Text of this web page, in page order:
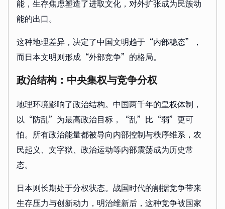
能，生存焦虑塑造了进取文化，对外扩张成为民族动
能的出口。
这种地理差异，决定了中国文明趋于“内部稳态”，
而日本文明则形成“外部竞争”的格局。
政治结构：中央集权与竞争分权
地理环境影响了政治结构。中国两千年的皇权体制，
以“防乱”为最高政治目标，“乱”比“弱”更可
怕。所有政治能量都被导向内部控制与秩序维系，农
民起义、文字狱、政治运动等内部震荡成为历史常
态。
日本则长期处于分权状态。战国时代的割据竞争带来
生存压力与创新动力，明治维新后，这种竞争被国家